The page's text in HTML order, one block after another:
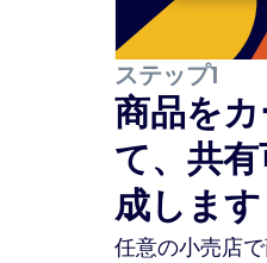
ステップ1
商品を
て、共
成します
任意の小売店